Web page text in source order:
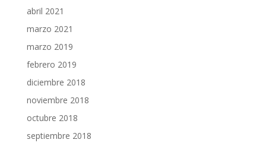
abril 2021
marzo 2021
marzo 2019
febrero 2019
diciembre 2018
noviembre 2018
octubre 2018
septiembre 2018